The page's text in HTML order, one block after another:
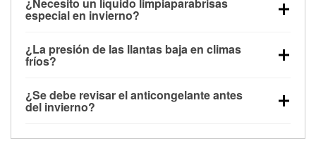
debajo de los 32 °F y puede perder hasta la mitad de
su potencia de arranque cerca de los 0 °F, lo que
arranque.
¿Necesito un líquido limpiaparabrisas
especial en invierno?
la congelación y ayuda a disolver la sal y la nieve
derretida en la carretera para mejorar la visibilidad.
¿La presión de las llantas baja en climas
fríos?
alrededor de 1 PSI por cada 10 °F que baja la
temperatura. Puedes obtener más información sobre
¿Se debe revisar el anticongelante antes
del invierno?